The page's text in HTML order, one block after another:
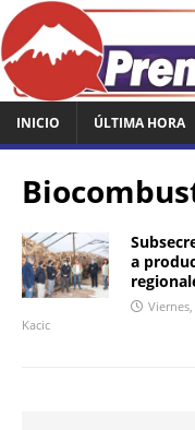
INICIO ÚLTIMA HORA
a
Kacic